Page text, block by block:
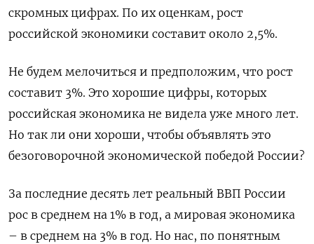
скромных цифрах. По их оценкам, рост
российской экономики составит около 2,5%.
Не будем мелочиться и предположим, что рост
составит 3%. Это хорошие цифры, которых
российская экономика не видела уже много лет.
Но так ли они хороши, чтобы объявлять это
безоговорочной экономической победой России?
За последние десять лет реальный ВВП России
рос в среднем на 1% в год, а мировая экономика
– в среднем на 3% в год. Но нас, по понятным